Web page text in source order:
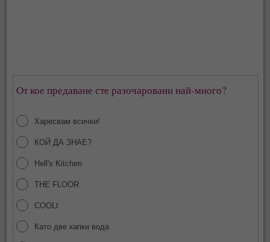
От кое предаване сте разочаровани най-много?
Харесвам всички!
КОЙ ДА ЗНАЕ?
Hell's Kitchen
THE FLOOR
COOLt
Като две капки вода